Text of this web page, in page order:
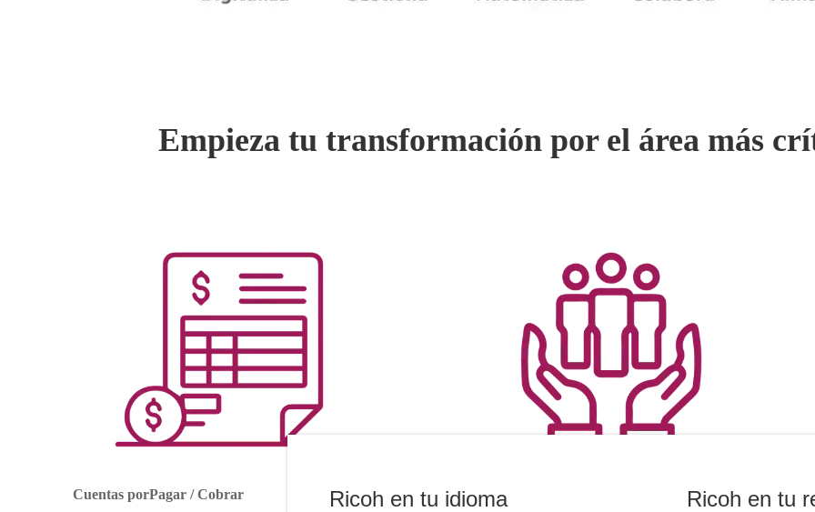
Ricoh en tu idioma Ricoh en tu
Empieza tu transformación por el área más
Cuentas porPagar / Cobrar Recursos Humanos